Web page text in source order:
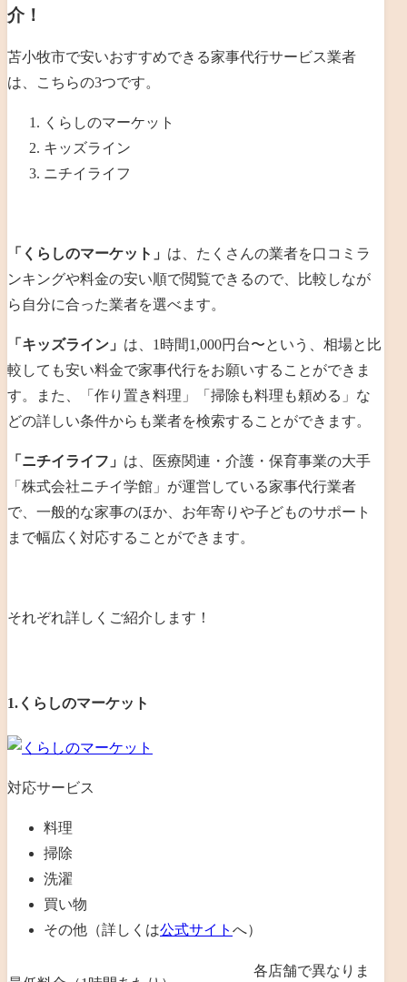
介！
苫小牧市で安いおすすめできる家事代行サービス業者
は、こちらの3つです。
くらしのマーケット
キッズライン
ニチイライフ
「くらしのマーケット」 は、たくさんの業者を口コミラ
ンキングや料金の安い順で閲覧できるので、比較しなが
ら自分に合った業者を選べます。
「キッズライン」 は、1時間1,000円台〜という、相場と比
較しても安い料金で家事代行をお願いすることができま
す。また、「作り置き料理」「掃除も料理も頼める」な
どの詳しい条件からも業者を検索することができます。
「ニチイライフ」 は、医療関連・介護・保育事業の大手
「株式会社ニチイ学館」が運営している家事代行業者
で、一般的な家事のほか、お年寄りや子どものサポート
まで幅広く対応することができます。
それぞれ詳しくご紹介します！
1.くらしのマーケット
対応サービス
料理
掃除
洗濯
買い物
その他（詳しくは公式サイト へ）
各店舗で異なりま